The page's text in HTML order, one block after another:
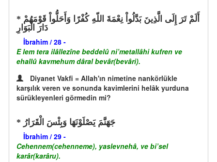
دَارَ الْبَوَارِ
İbrahim / 28 -
E lem tera ilâllezîne beddelû ni’metallâhi kufren ve
ehallû kavmehum dâral bevâr(bevâri).
Diyanet Vakfi = Allah'ın nimetine nankörlükle
karşılık veren ve sonunda kavimlerini helâk yurduna
sürükleyenleri görmedin mi?
جَهَنَّمَ يَصْلَوْنَهَا وَبِئْسَ الْقَرَارُ
İbrahim / 29 -
Cehennem(cehenneme), yaslevnehâ, ve bi’sel
karâr(karâru).